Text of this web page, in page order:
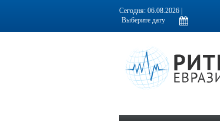
Информационно-аналитическое издание, посвященное
Сегодня: 06.08.2026 |